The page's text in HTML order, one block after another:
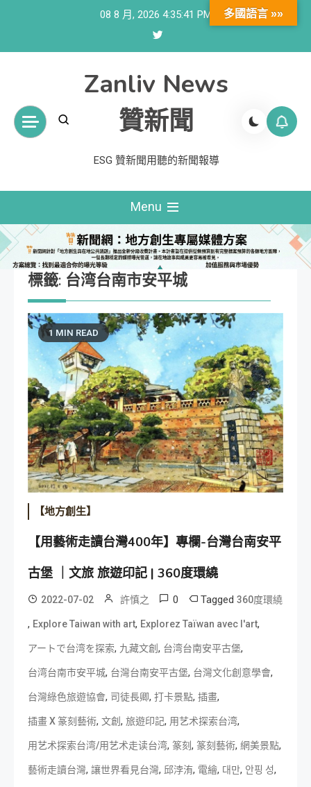
08 8 月, 2026 4:35:41 PM
Zanliv News
贊新聞
ESG 贊新聞用聽的新聞報導
Menu
標籤: 台湾台南市安平城
1 MIN READ
【地方創生】
【用藝術走讀台灣400年】專欄-台灣台南安平
古堡 ｜文旅 旅遊印記 | 360度環繞
2022-07-02 許慎之 0 Tagged 360度環繞
, Explore Taiwan with art, Explorez Taïwan avec l'art,
アートで台湾を探索, 九藏文創 , 台湾台南安平古堡,
台湾台南市安平城, 台灣台南安平古堡, 台灣文化創意學會,
台灣綠色旅遊協會, 司徒長卿, 打卡景點, 插畫,
插畫 X 篆刻藝術, 文創 , 旅遊印記, 用艺术探索台湾,
用艺术探索台湾/用艺术走读台湾, 篆刻, 篆刻藝術, 網美景點,
藝術走讀台灣, 讓世界看見台灣, 邱浡洧, 電繪, 대만, 안핑 성,
多國語言 »»